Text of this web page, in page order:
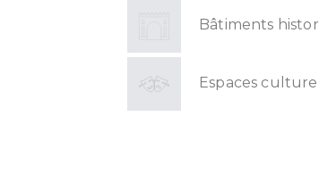
Bâtiments
Espaces